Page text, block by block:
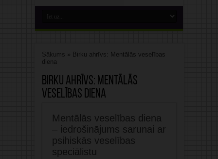
Sākums » Birku ahrīvs: Mentālās veselības
diena
Birku ahrīvs: Mentālās
veselības diena
Mentālās veselības diena
– iedrošinājums sarunai ar
psihiskās veselības
speciālistu